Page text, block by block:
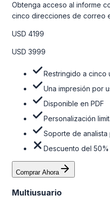
Obtenga acceso al informe
cinco direcciones de correo
venta y el soporte post-venta
obtener más información,
USD 4199
USD 3999
Restringido a cinco
Una impresión por
Disponible en PDF
Personalización
Soporte de analista
Descuento del
Comprar Ahora
Multiusuario